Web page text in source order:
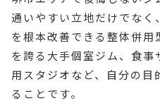
通いやすい立地だけでな
を根本改善できる整体併
を誇る大手個室ジム、食
用スタジオなど、自分の
ることです。